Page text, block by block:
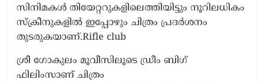
സിനിമകൾ തിയേറ്ററുകളിലെത്തിയിട്ടും നൂറിലധികം
സ്‌ക്രീനുകളിൽ ഇപ്പോഴും ചിത്രം പ്രദർശനം
തുടരുകയാണ്.Rifle club
ശ്രീ ഗോകുലം മൂവീസിലൂടെ ഡ്രീം ബിഗ്
ഫിലിംസാണ് ചിത്രം